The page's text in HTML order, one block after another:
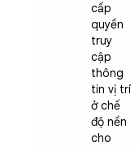
cấp
quyền
truy
cập
thông
tin vị trí
ở chế
độ nền
cho